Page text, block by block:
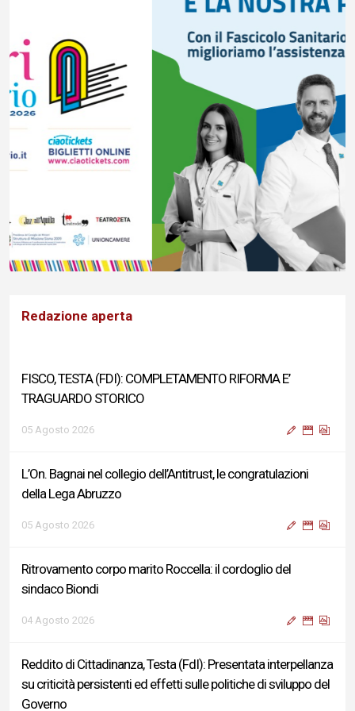
Redazione aperta
FISCO, TESTA (FDI): COMPLETAMENTO RIFORMA E’
TRAGUARDO STORICO
05 Agosto 2026
L’On. Bagnai nel collegio dell’Antitrust, le congratulazioni
della Lega Abruzzo
05 Agosto 2026
Ritrovamento corpo marito Roccella: il cordoglio del
sindaco Biondi
04 Agosto 2026
Reddito di Cittadinanza, Testa (FdI): Presentata interpellanza
su criticità persistenti ed effetti sulle politiche di sviluppo del
Governo